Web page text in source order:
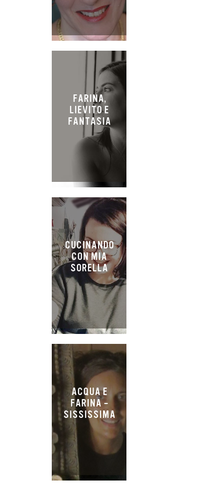
FARINA,
LIEVITO E
FANTASIA
CUCINANDO
CON MIA
SORELLA
ACQUA E
FARINA –
SISSISSIMA